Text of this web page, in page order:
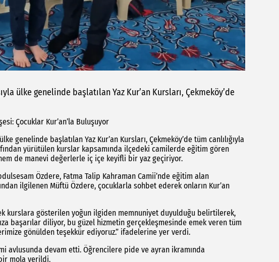
ülke genelinde başlatılan Yaz Kur’an Kursları, Çekmeköy’de
Çocuklar Kur’an’la Buluşuyor
genelinde başlatılan Yaz Kur’an Kursları, Çekmeköy’de tüm canlılığıyla
yürütülen kurslar kapsamında ilçedeki camilerde eğitim gören
de manevi değerlerle iç içe keyifli bir yaz geçiriyor.
Özdere, Fatma Talip Kahraman Camii’nde eğitim alan
ilgilenen Müftü Özdere, çocuklarla sohbet ederek onların Kur’an
kurslara gösterilen yoğun ilgiden memnuniyet duyulduğu belirtilerek,
başarılar diliyor, bu güzel hizmetin gerçekleşmesinde emek veren tüm
gönülden teşekkür ediyoruz.” ifadelerine yer verdi.
avlusunda devam etti. Öğrencilere pide ve ayran ikramında
mola verildi.